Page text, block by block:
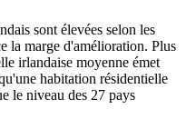
sont élevées selon les
la marge d'amélioration. Plus
irlandaise moyenne émet
habitation résidentielle
le niveau des 27 pays